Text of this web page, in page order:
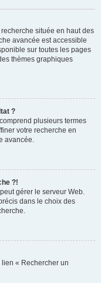
située en haut des
avancée est accessible
sur toutes les pages
thèmes graphiques
?
plusieurs termes
votre recherche en
avancée.
?!
gérer le serveur Web.
dans le choix des
« Rechercher un